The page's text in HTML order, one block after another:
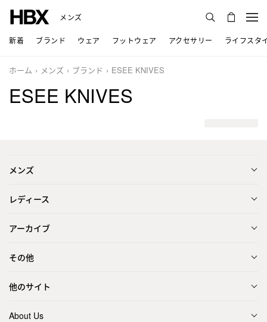
メンズ
新着 ブランド ウェア フットウェア アクセサリー ライフスタ
ホーム メンズ ブランド ESEE KNIVES
ESEE KNIVES
メンズ
レディース
アーカイブ
その他
他のサイト
About Us